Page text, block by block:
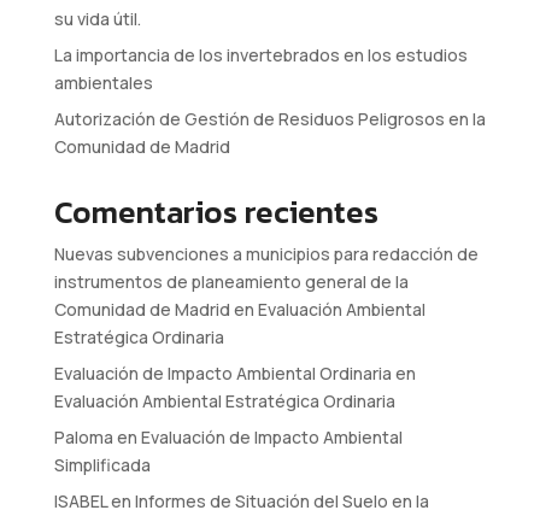
su vida útil.
La importancia de los invertebrados en los estudios
ambientales
Autorización de Gestión de Residuos Peligrosos en la
Comunidad de Madrid
Comentarios recientes
Nuevas subvenciones a municipios para redacción de
instrumentos de planeamiento general de la
Comunidad de Madrid en Evaluación Ambiental
Estratégica Ordinaria
Evaluación de Impacto Ambiental Ordinaria en
Evaluación Ambiental Estratégica Ordinaria
Paloma en Evaluación de Impacto Ambiental
Simplificada
ISABELen Informes de Situación del Suelo en la